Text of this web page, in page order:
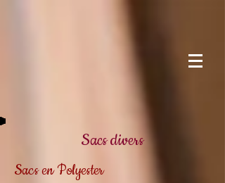
Sacs divers
Sacs en Polyester